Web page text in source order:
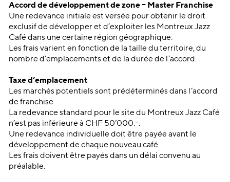
Accord de développement de zone – Master Franchise
Une redevance initiale est versée pour obtenir le droit
exclusif de développer et d’exploiter les Montreux Jazz
Café dans une certaine région géographique.
Les frais varient en fonction de la taille du territoire, du
nombre d’emplacements et de la durée de l’accord.
Taxe d’emplacement
Les marchés potentiels sont prédéterminés dans l’accord
de franchise.
La redevance standard pour le site du Montreux Jazz Café
n’est pas inférieure à CHF 50’000.-.
Une redevance individuelle doit être payée avant le
développement de chaque nouveau café.
Les frais doivent être payés dans un délai convenu au
préalable.